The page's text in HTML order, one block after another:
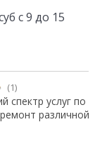
с 9 до 15
(1)
спектр услуг по
различной